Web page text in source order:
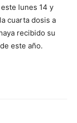
lunes 14 y
cuarta dosis a
recibido su
este año.